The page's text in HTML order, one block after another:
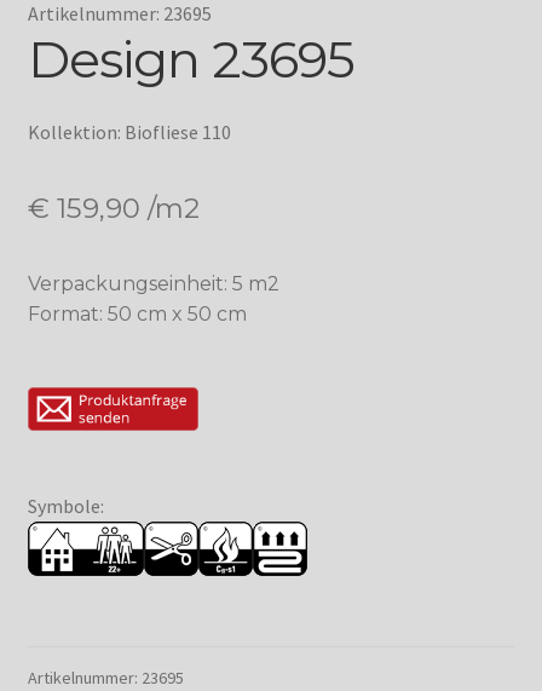
Artikelnummer: 23695
Design 23695
Kollektion: Biofliese 110
€ 159,90 /m2
Verpackungseinheit: 5 m2
Format: 50 cm x 50 cm
Symbole:
Artikelnummer: 23695